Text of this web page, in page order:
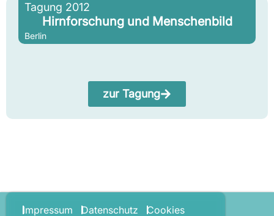
Tagung 2012
Hirnforschung und Menschenbild
Berlin
zur Tagung
Impressum Datenschutz Cookies